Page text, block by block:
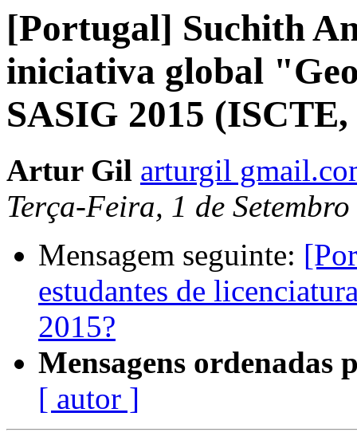
[Portugal] Suchith
iniciativa global
SASIG 2015
Artur Gil arturgil
Terça-Feira, 1 de
Mensagem seguinte:
estudantes de
2015?
Mensagens ordenadas
[ autor ]